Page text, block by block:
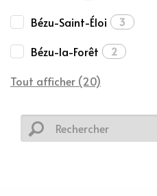
Bézu-Saint-Éloi 3
Bézu-la-Forêt 2
Tout afficher (20)